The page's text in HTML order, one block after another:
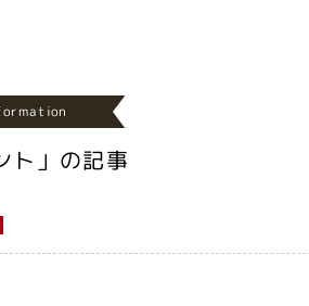
ト」の記事